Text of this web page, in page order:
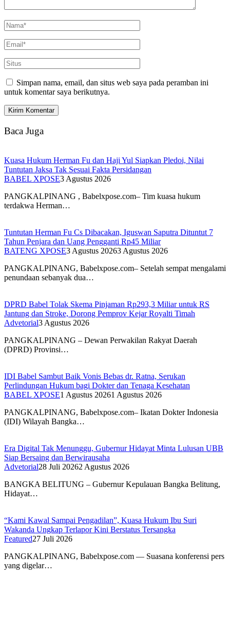
Simpan nama, email, dan situs web saya pada peramban ini
untuk komentar saya berikutnya.
Baca Juga
Kuasa Hukum Herman Fu dan Haji Yul Siapkan Pledoi, Nilai
Tuntutan Jaksa Tak Sesuai Fakta Persidangan
BABEL XPOSE3 Agustus 2026
PANGKALPINANG , Babelxpose.com– Tim kuasa hukum
terdakwa Herman…
Tuntutan Herman Fu Cs Dibacakan, Iguswan Saputra Dituntut 7
Tahun Penjara dan Uang Pengganti Rp45 Miliar
BATENG XPOSE3 Agustus 20263 Agustus 2026
PANGKALPINANG, Babelxpose.com– Setelah sempat mengalami
penundaan sebanyak dua…
DPRD Babel Tolak Skema Pinjaman Rp293,3 Miliar untuk RS
Jantung dan Stroke, Dorong Pemprov Kejar Royalti Timah
Advetorial3 Agustus 2026
PANGKALPINANG – Dewan Perwakilan Rakyat Daerah
(DPRD) Provinsi…
IDI Babel Sambut Baik Vonis Bebas dr. Ratna, Serukan
Perlindungan Hukum bagi Dokter dan Tenaga Kesehatan
BABEL XPOSE1 Agustus 20261 Agustus 2026
PANGKALPINANG, Babelxpose.com– Ikatan Dokter Indonesia
(IDI) Wilayah Bangka…
Era Digital Tak Menunggu, Gubernur Hidayat Minta Lulusan UBB
Siap Bersaing dan Berwirausaha
Advetorial28 Juli 20262 Agustus 2026
BANGKA BELITUNG – Gubernur Kepulauan Bangka Belitung,
Hidayat…
“Kami Kawal Sampai Pengadilan”, Kuasa Hukum Ibu Suri
Wakanda Ungkap Terlapor Kini Berstatus Tersangka
Featured27 Juli 2026
PANGKALPINANG, Babelxpose.com — Suasana konferensi pers
yang digelar…